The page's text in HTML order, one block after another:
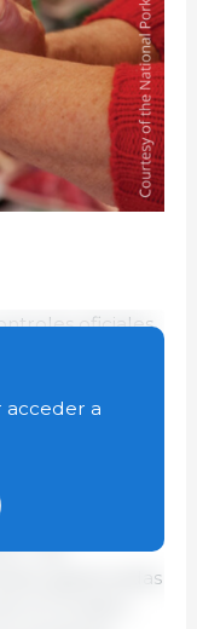
oficiales
la Comisión y
así como
total de
Las
gestionadas
la Comisión,
acceder a